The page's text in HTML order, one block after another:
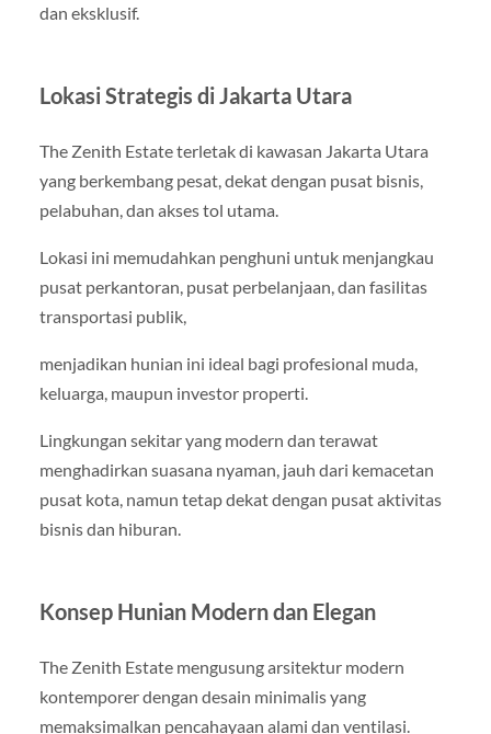
dan eksklusif.
Lokasi Strategis di Jakarta Utara
The Zenith Estate terletak di kawasan Jakarta Utara
yang berkembang pesat, dekat dengan pusat bisnis,
pelabuhan, dan akses tol utama.
Lokasi ini memudahkan penghuni untuk menjangkau
pusat perkantoran, pusat perbelanjaan, dan fasilitas
transportasi publik,
menjadikan hunian ini ideal bagi profesional muda,
keluarga, maupun investor properti.
Lingkungan sekitar yang modern dan terawat
menghadirkan suasana nyaman, jauh dari kemacetan
pusat kota, namun tetap dekat dengan pusat aktivitas
bisnis dan hiburan.
Konsep Hunian Modern dan Elegan
The Zenith Estate mengusung arsitektur modern
kontemporer dengan desain minimalis yang
memaksimalkan pencahayaan alami dan ventilasi.